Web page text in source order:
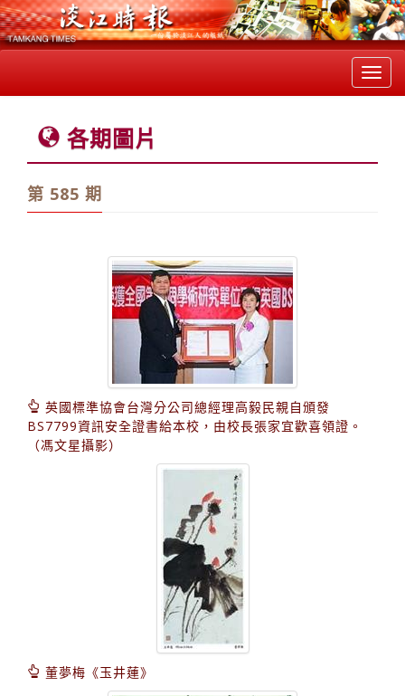
各期圖片
第 585 期
英國標準協會台灣分公司總經理高毅民親自頒發
BS7799資訊安全證書給本校，由校長張家宜歡喜領證。
（馮文星攝影）
董夢梅《玉井蓮》